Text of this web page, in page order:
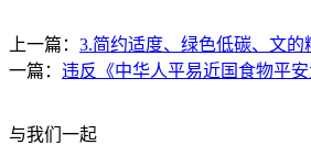
上一篇： 3.简约适度、绿色低碳、文
一篇： 违反《中华人平易近国食物平安
与我们一起